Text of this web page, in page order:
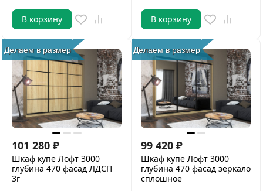
В корзину В корзину
Делаем в размер
101 280 ₽
Шкаф купе Лофт 3000
глубина 470 фасад ЛДСП
3г
Делаем в размер
99 420 ₽
Шкаф купе Лофт 3000
глубина 470 фасад зеркало
сплошное